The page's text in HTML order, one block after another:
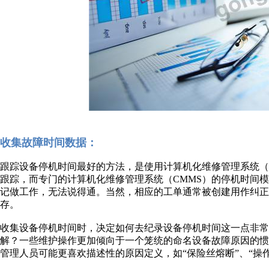
收集故障时间数据：
跟踪设备停机时间最好的方法，是使用计算机化维修管理系统
跟踪，而专门的计算机化维修管理系统（CMMS）的停机时间
记做工作，无法说得通。当然，相应的工单通常被创建用作纠
存。
收集设备停机时间时，决定如何去纪录设备停机时间这一点非
解？一些维护操作更加倾向于一个笼统的命名设备故障原因的
管理人员可能更喜欢描述性的原因定义，如“保险丝熔断”、“